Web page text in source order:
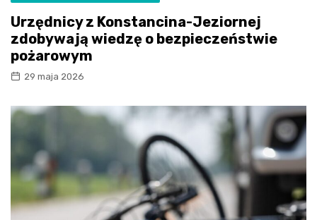
Urzędnicy z Konstancina-Jeziornej
zdobywają wiedzę o bezpieczeństwie
pożarowym
29 maja 2026